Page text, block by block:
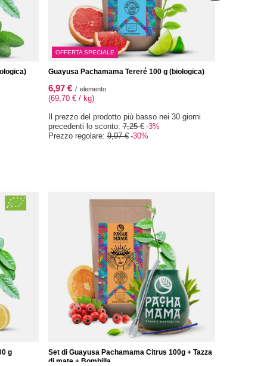
OFFERTA SPECIALE
Guayusa Pachamama Tereré 100 g (biologica)
6,97 € / elemento
(69,70 € / kg)
Il prezzo del prodotto più basso nei 30 giorni
precedenti lo sconto:7,25 € -3%
Prezzo regolare:9,97 € -30%
g
Set di Guayusa Pachamama Citrus 100g + Tazza
di mate + Bombilla